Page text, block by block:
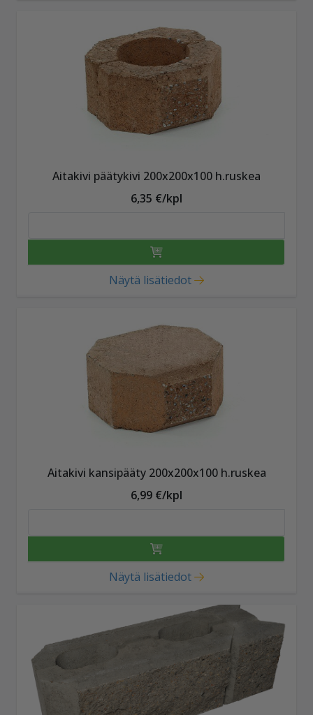
Aitakivi päätykivi 200x200x100 h.ruskea
6,35 €/kpl
Näytä lisätiedot
Aitakivi kansipääty 200x200x100 h.ruskea
6,99 €/kpl
Näytä lisätiedot